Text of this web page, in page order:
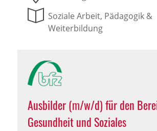
Soziale Arbeit, Pädagogik &
Weiterbildung
Ausbilder (m/w/d) für den
Gesundheit und Soziales